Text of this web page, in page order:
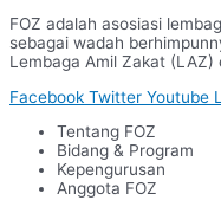
FOZ adalah asosiasi
sebagai wadah
Lembaga Amil Zakat (LAZ)
Facebook Twitter Youtube
Tentang FOZ
Bidang & Program
Kepengurusan
Anggota FOZ